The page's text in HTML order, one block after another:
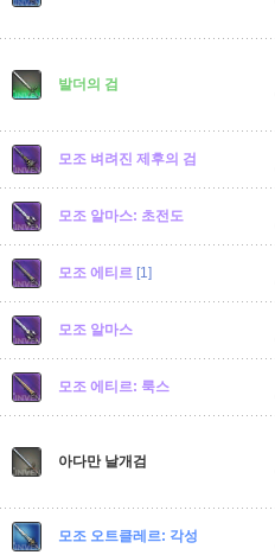
발더의 검
모조 벼려진 제후의 검
모조 알마스: 초전도
모조 에티르 [1]
모조 알마스
모조 에티르: 룩스
아다만 날개검
모조 오트클레르: 각성